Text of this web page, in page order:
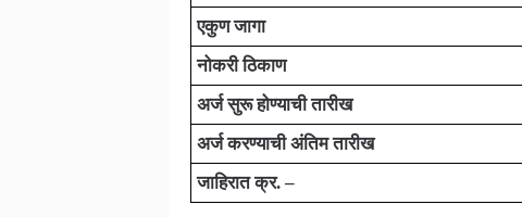
एकुण जागा
नोकरी ठिकाण
अर्ज सुरू होण्याची तारीख
अर्ज करण्याची अंतिम तारीख
जाहिरात क्र. –